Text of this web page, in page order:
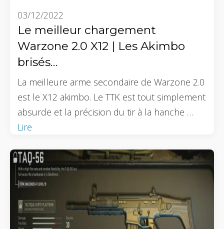
Le meilleur chargement
Warzone 2.0 X12 | Les Akimbo
brisés…
03/12/2022
La meilleure arme secondaire de Warzone 2.0
est le X12 akimbo. Le TTK est tout simplement
absurde et la précision du tir à la hanche …
Lire